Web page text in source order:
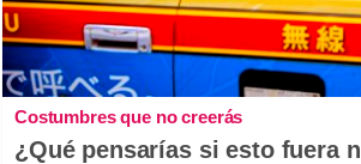
Costumbres que no creerás
¿Qué pensarías si esto fuera